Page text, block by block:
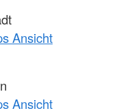
Ansicht
Ansicht